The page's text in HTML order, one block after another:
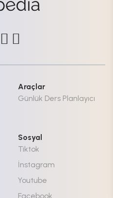
Araçlar
Günlük Ders Planlayıcı
Sosyal
Tiktok
İnstagram
Youtube
Facebook